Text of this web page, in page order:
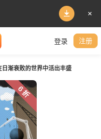
登录 注册
日渐衰败的世界中活出丰盛
6 折